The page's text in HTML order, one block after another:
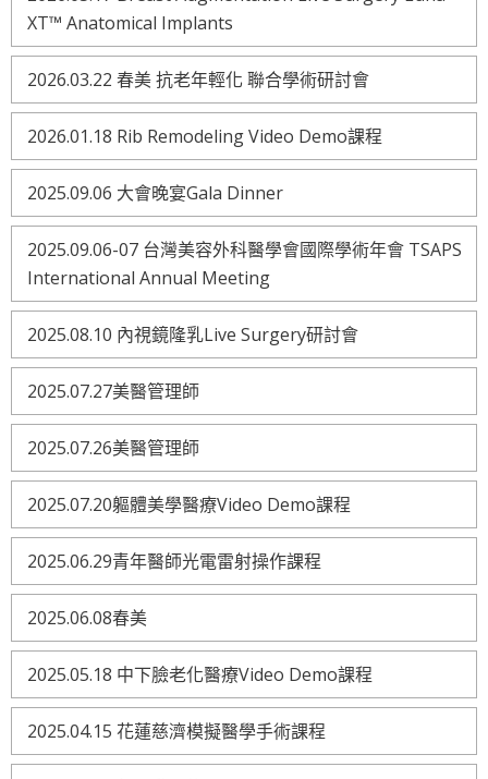
XT™ Anatomical Implants
2026.03.22 春美 抗老年輕化 聯合學術研討會
2026.01.18 Rib Remodeling Video Demo課程
2025.09.06 大會晚宴Gala Dinner
2025.09.06-07 台灣美容外科醫學會國際學術年會 TSAPS
International Annual Meeting
2025.08.10 內視鏡隆乳Live Surgery研討會
2025.07.27美醫管理師
2025.07.26美醫管理師
2025.07.20軀體美學醫療Video Demo課程
2025.06.29青年醫師光電雷射操作課程
2025.06.08春美
2025.05.18 中下臉老化醫療Video Demo課程
2025.04.15 花蓮慈濟模擬醫學手術課程